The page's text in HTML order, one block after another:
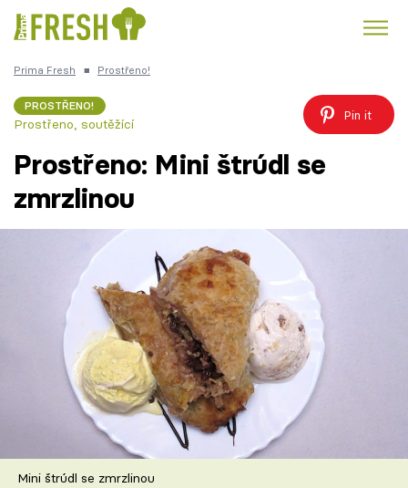
Česká kuchyně
Témata
Recepty
Články
TV Program
Škola vaření
Recepty z TV
Prima Fresh ■ Prostřeno!
PROSTŘENO!
Prostřeno, soutěžící
Pin it
Prostřeno: Mini štrúdl se
zmrzlinou
Mini štrúdl se zmrzlinou